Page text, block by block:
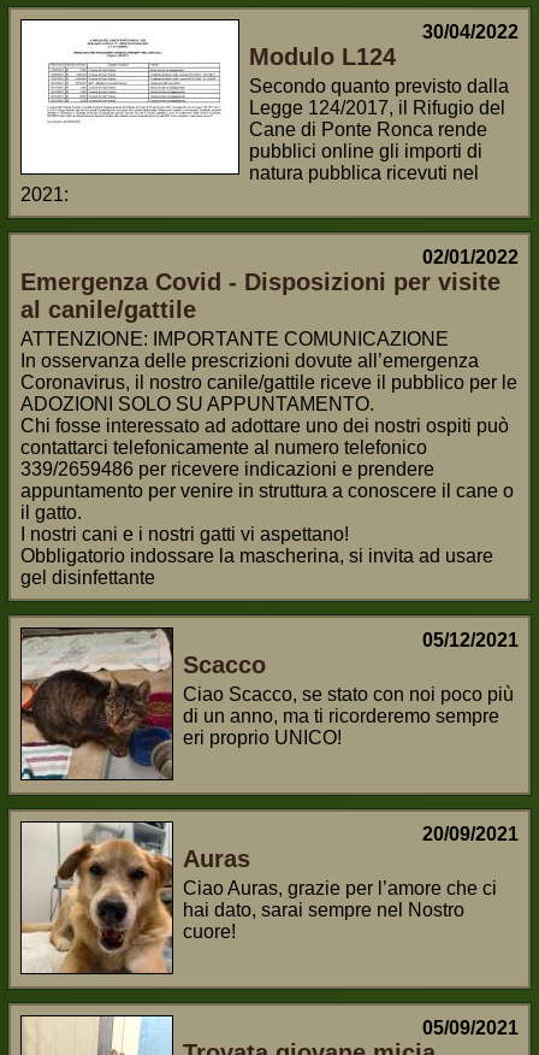
30/04/2022
Modulo L124
Secondo quanto previsto dalla
Legge 124/2017, il Rifugio del
Cane di Ponte Ronca rende
pubblici online gli importi di
natura pubblica ricevuti nel
2021:
02/01/2022
Emergenza Covid - Disposizioni per visite
al canile/gattile
ATTENZIONE: IMPORTANTE COMUNICAZIONE
In osservanza delle prescrizioni dovute all’emergenza
Coronavirus, il nostro canile/gattile riceve il pubblico per le
ADOZIONI SOLO SU APPUNTAMENTO.
Chi fosse interessato ad adottare uno dei nostri ospiti può
contattarci telefonicamente al numero telefonico
339/2659486 per ricevere indicazioni e prendere
appuntamento per venire in struttura a conoscere il cane o
il gatto.
I nostri cani e i nostri gatti vi aspettano!
Obbligatorio indossare la mascherina, si invita ad usare
gel disinfettante
05/12/2021
Scacco
Ciao Scacco, se stato con noi poco più
di un anno, ma ti ricorderemo sempre
eri proprio UNICO!
20/09/2021
Auras
Ciao Auras, grazie per l’amore che ci
hai dato, sarai sempre nel Nostro
cuore!
05/09/2021